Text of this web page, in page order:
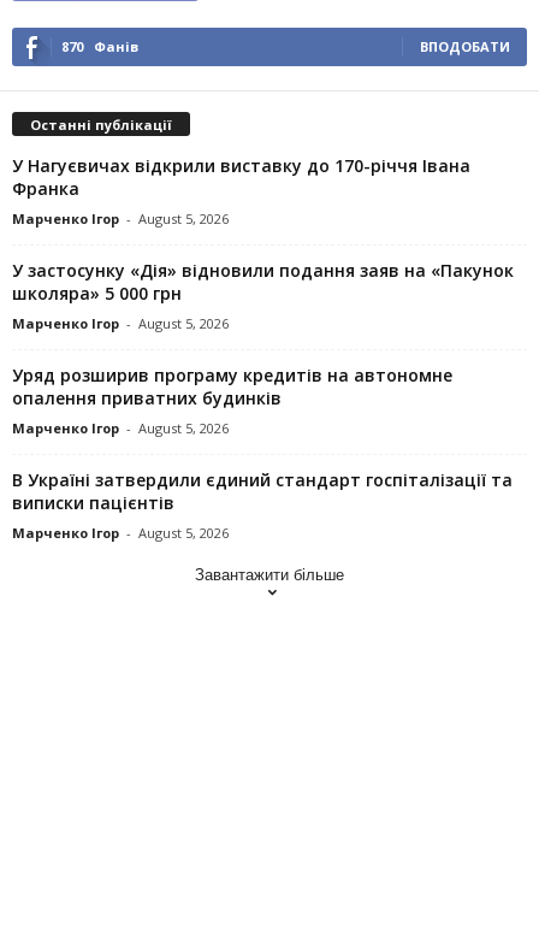
870 Фанів ВПОДОБАТИ
Останні публікації
У Нагуєвичах відкрили виставку до 170-річчя Івана
Франка
Марченко Ігор - August 5, 2026
У застосунку «Дія» відновили подання заяв на «Пакунок
школяра» 5 000 грн
Марченко Ігор - August 5, 2026
Уряд розширив програму кредитів на автономне
опалення приватних будинків
Марченко Ігор - August 5, 2026
В Україні затвердили єдиний стандарт госпіталізації та
виписки пацієнтів
Марченко Ігор - August 5, 2026
Завантажити більше